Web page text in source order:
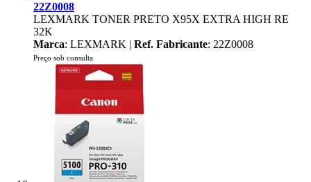
22Z0008
LEXMARK TONER PRETO X95X EXTRA HIGH RE
32K
Marca: LEXMARK | Ref. Fabricante: 22Z0008
Preço sob consulta